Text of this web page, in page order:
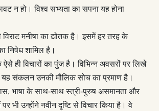
न हो। विश्व सभ्यता का सपना यह होना
विराट मनीषा का द्योतक है। इसमें हर तरह के
निषेध शामिल है।
ही विचारों का पुंज है। विभिन्न अवसरों पर लिखे
संकलन उनकी मौलिक सोच का प्रमाण है।
भाषा के साथ-साथ स्त्री-पुरुष असमानता और
भी उन्होंने नवीन दृष्टि से विचार किया है। वे